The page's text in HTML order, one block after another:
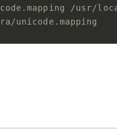
/usr/
unicode.mapping